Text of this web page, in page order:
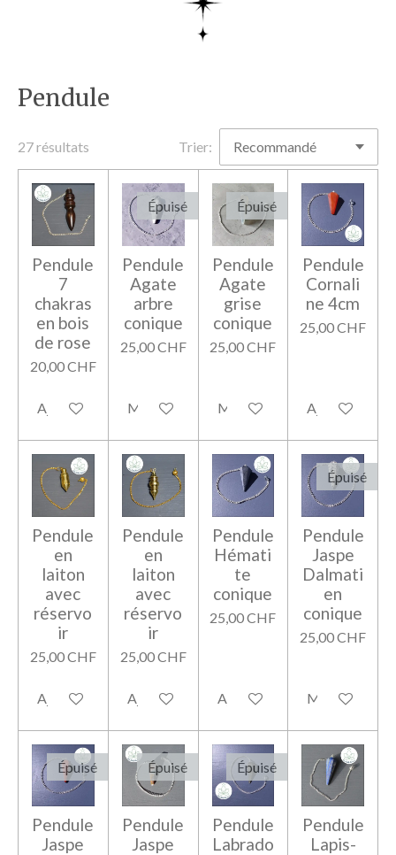
Pendule
27 résultats Trier:
Pendule
7
chakras
en bois
de rose
20,00 CHF
Ajouter au panier
Épuisé
Pendule
Agate
arbre
conique
25,00 CHF
M'avertir si disponible
Épuisé
Pendule
Agate
grise
conique
25,00 CHF
M'avertir si disponible
Pendule
Cornali
ne 4cm
25,00 CHF
Ajouter au
Pendule
en
laiton
avec
réservo
ir
25,00 CHF
Ajouter au panier
Pendule
en
laiton
avec
réservo
ir
25,00 CHF
Ajouter au panier
Pendule
Hémati
te
conique
25,00 CHF
Ajouter au panier
Épuisé
Pendule
Jaspe
Dalmati
en
conique
25,00 CHF
M'avertir si
Épuisé
Pendule
Jaspe
Épuisé
Pendule
Jaspe
Épuisé
Pendule
Labrado
Pendule
Lapis-